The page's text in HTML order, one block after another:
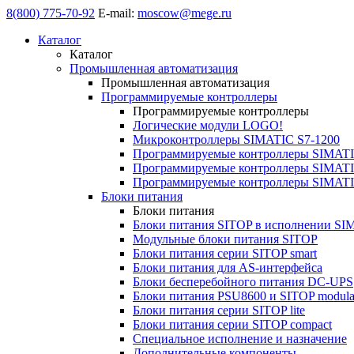
8(800) 775-70-92 E-mail: moscow@mege.ru
Каталог
Каталог
Промышленная автоматизация
Промышленная автоматизация
Программируемые контроллеры
Программируемые контроллеры
Логические модули LOGO!
Микроконтроллеры SIMATIC S7-1200
Программируемые контроллеры
Программируемые контроллеры
Программируемые контроллеры
Блоки питания
Блоки питания
Блоки питания SITOP в исполнении
Модульные блоки питания SITOP
Блоки питания серии SITOP smart
Блоки питания для AS-интерфейса
Блоки бесперебойного питания DC-UPS
Блоки питания PSU8600 и SITOP
Блоки питания серии SITOP lite
Блоки питания серии SITOP compact
Специальное исполнение и назначение